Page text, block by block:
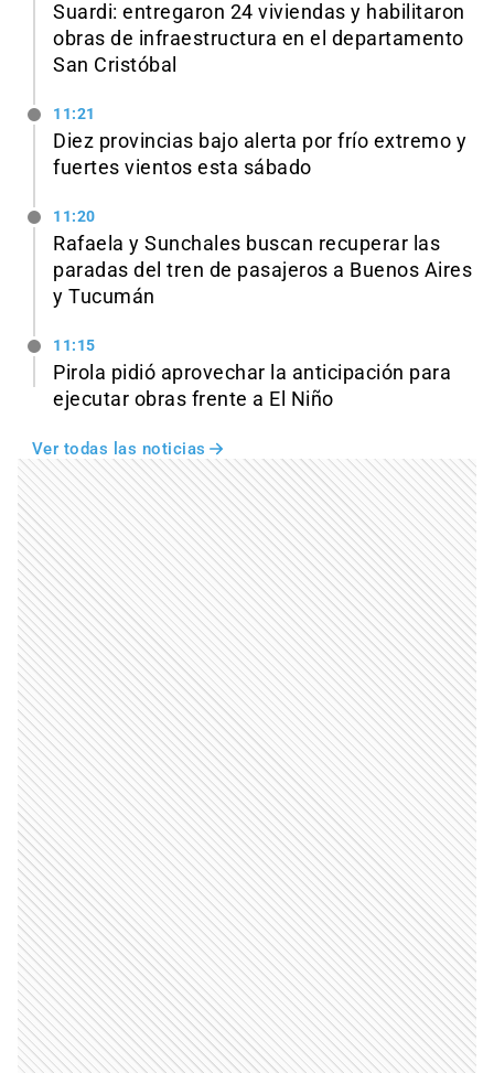
Suardi: entregaron 24 viviendas y habilitaron
obras de infraestructura en el departamento
San Cristóbal
11:21
Diez provincias bajo alerta por frío extremo y
fuertes vientos esta sábado
11:20
Rafaela y Sunchales buscan recuperar las
paradas del tren de pasajeros a Buenos Aires
y Tucumán
11:15
Pirola pidió aprovechar la anticipación para
ejecutar obras frente a El Niño
Ver todas las noticias